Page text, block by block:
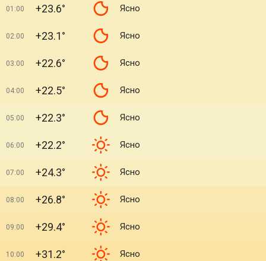
01:00 +23.6° Ясно
02:00 +23.1° Ясно
03:00 +22.6° Ясно
04:00 +22.5° Ясно
05:00 +22.3° Ясно
06:00 +22.2° Ясно
07:00 +24.3° Ясно
08:00 +26.8° Ясно
09:00 +29.4° Ясно
10:00 +31.2° Ясно